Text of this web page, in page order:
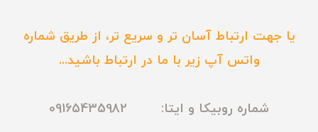
یا جهت ارتباط آسان تر و سریع تر، از طریق شماره
واتس آپ زیر با ما در ارتباط باشید...
شماره روبیکا و ایتا: 09165435982